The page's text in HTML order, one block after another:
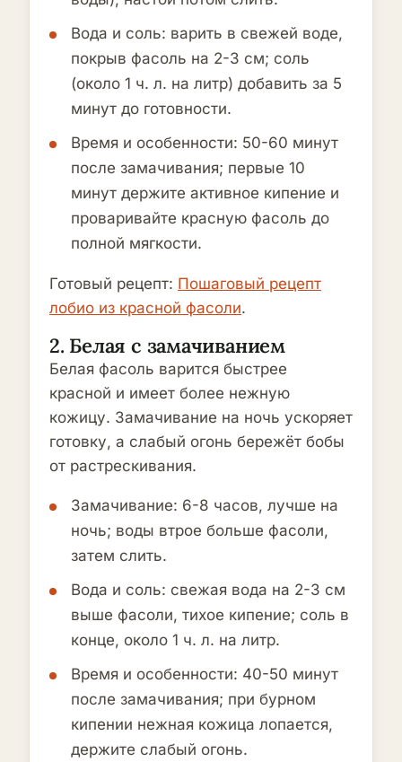
Вода и соль: варить в свежей воде,
покрыв фасоль на 2-3 см; соль
(около 1 ч. л. на литр) добавить за 5
минут до готовности.
Время и особенности: 50-60 минут
после замачивания; первые 10
минут держите активное кипение и
проваривайте красную фасоль до
полной мягкости.
Готовый рецепт: Пошаговый рецепт
лобио из красной фасоли.
2. Белая с замачиванием
Белая фасоль варится быстрее
красной и имеет более нежную
кожицу. Замачивание на ночь ускоряет
готовку, а слабый огонь бережёт бобы
от растрескивания.
Замачивание: 6-8 часов, лучше на
ночь; воды втрое больше фасоли,
затем слить.
Вода и соль: свежая вода на 2-3 см
выше фасоли, тихое кипение; соль в
конце, около 1 ч. л. на литр.
Время и особенности: 40-50 минут
после замачивания; при бурном
кипении нежная кожица лопается,
держите слабый огонь.